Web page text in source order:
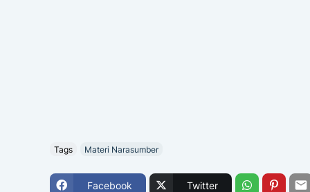
Tags Materi Narasumber
Facebook Twitter